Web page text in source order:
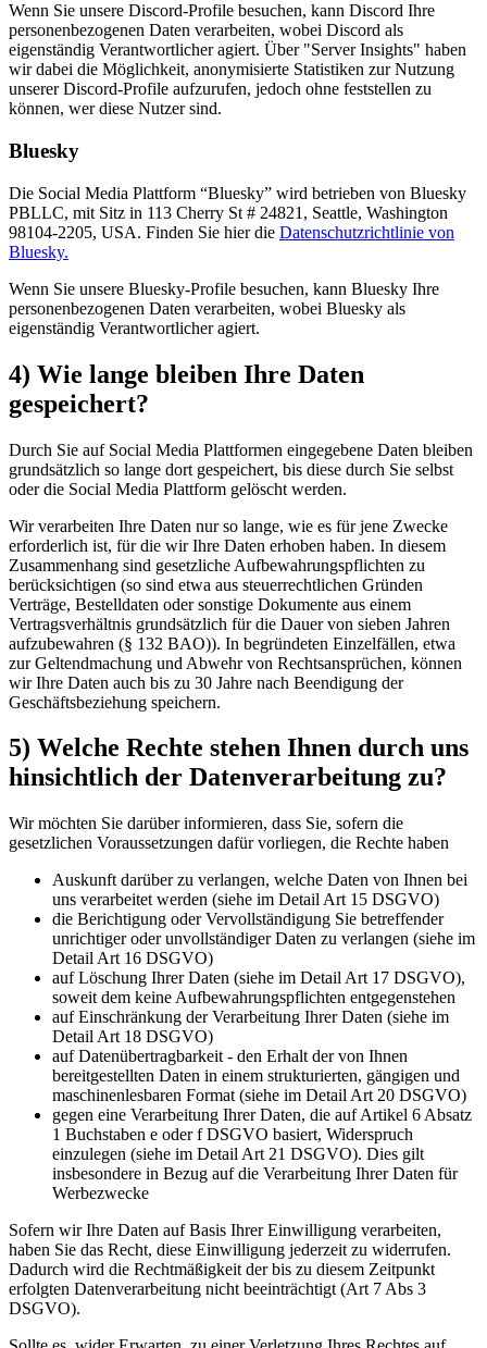
Wenn Sie unsere Discord-Profile besuchen, kann Discord Ihre
personenbezogenen Daten verarbeiten, wobei Discord als
eigenständig Verantwortlicher agiert. Über "Server Insights" haben
wir dabei die Möglichkeit, anonymisierte Statistiken zur Nutzung
unserer Discord-Profile aufzurufen, jedoch ohne feststellen zu
können, wer diese Nutzer sind.
Bluesky
Die Social Media Plattform “Bluesky” wird betrieben von Bluesky
PBLLC, mit Sitz in 113 Cherry St # 24821, Seattle, Washington
98104-2205, USA. Finden Sie hier die Datenschutzrichtlinie von
Bluesky.
Wenn Sie unsere Bluesky-Profile besuchen, kann Bluesky Ihre
personenbezogenen Daten verarbeiten, wobei Bluesky als
eigenständig Verantwortlicher agiert.
4) Wie lange bleiben Ihre Daten
gespeichert?
Durch Sie auf Social Media Plattformen eingegebene Daten bleiben
grundsätzlich so lange dort gespeichert, bis diese durch Sie selbst
oder die Social Media Plattform gelöscht werden.
Wir verarbeiten Ihre Daten nur so lange, wie es für jene Zwecke
erforderlich ist, für die wir Ihre Daten erhoben haben. In diesem
Zusammenhang sind gesetzliche Aufbewahrungspflichten zu
berücksichtigen (so sind etwa aus steuerrechtlichen Gründen
Verträge, Bestelldaten oder sonstige Dokumente aus einem
Vertragsverhältnis grundsätzlich für die Dauer von sieben Jahren
aufzubewahren (§ 132 BAO)). In begründeten Einzelfällen, etwa
zur Geltendmachung und Abwehr von Rechtsansprüchen, können
wir Ihre Daten auch bis zu 30 Jahre nach Beendigung der
Geschäftsbeziehung speichern.
5) Welche Rechte stehen Ihnen durch uns
hinsichtlich der Datenverarbeitung zu?
Wir möchten Sie darüber informieren, dass Sie, sofern die
gesetzlichen Voraussetzungen dafür vorliegen, die Rechte haben
Auskunft darüber zu verlangen, welche Daten von Ihnen bei
uns verarbeitet werden (siehe im Detail Art 15 DSGVO)
die Berichtigung oder Vervollständigung Sie betreffender
unrichtiger oder unvollständiger Daten zu verlangen (siehe im
Detail Art 16 DSGVO)
auf Löschung Ihrer Daten (siehe im Detail Art 17 DSGVO),
soweit dem keine Aufbewahrungspflichten entgegenstehen
auf Einschränkung der Verarbeitung Ihrer Daten (siehe im
Detail Art 18 DSGVO)
auf Datenübertragbarkeit - den Erhalt der von Ihnen
bereitgestellten Daten in einem strukturierten, gängigen und
maschinenlesbaren Format (siehe im Detail Art 20 DSGVO)
gegen eine Verarbeitung Ihrer Daten, die auf Artikel 6 Absatz
1 Buchstaben e oder f DSGVO basiert, Widerspruch
einzulegen (siehe im Detail Art 21 DSGVO). Dies gilt
insbesondere in Bezug auf die Verarbeitung Ihrer Daten für
Werbezwecke
Sofern wir Ihre Daten auf Basis Ihrer Einwilligung verarbeiten,
haben Sie das Recht, diese Einwilligung jederzeit zu widerrufen.
Dadurch wird die Rechtmäßigkeit der bis zu diesem Zeitpunkt
erfolgten Datenverarbeitung nicht beeinträchtigt (Art 7 Abs 3
DSGVO).